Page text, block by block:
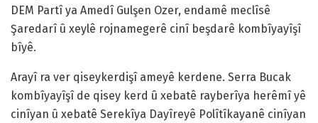
DEM Partî ya Amedî Gulşen Ozer, endamê meclîsê
Şaredarî û xeylê rojnamegerê cinî beşdarê kombîyayîşî
bîyê.
Arayî ra ver qiseykerdişî ameyê kerdene. Serra Bucak
kombîyayîşî de qisey kerd û xebatê rayberîya herêmî yê
cinîyan û xebatê Serekîya Dayîreyê Polîtîkayanê cinîyan